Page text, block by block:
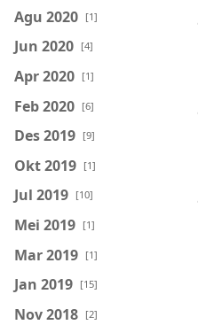
Agu 2020 [1]
Jun 2020 [4]
Apr 2020 [1]
Feb 2020 [6]
Des 2019 [9]
Okt 2019 [1]
Jul 2019 [10]
Mei 2019 [1]
Mar 2019 [1]
Jan 2019 [15]
Nov 2018 [2]